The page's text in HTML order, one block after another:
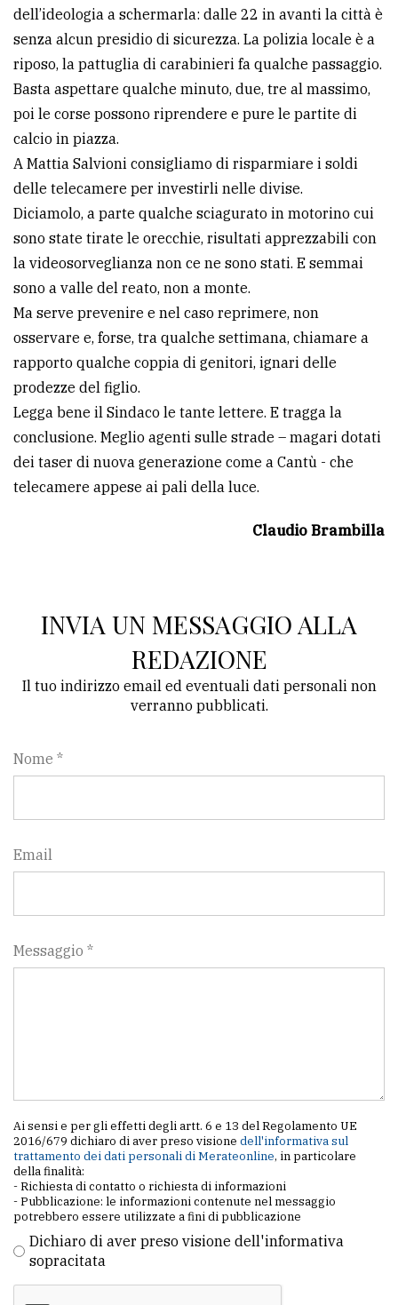
dell’ideologia a schermarla: dalle 22 in avanti la città è
senza alcun presidio di sicurezza. La polizia locale è a
riposo, la pattuglia di carabinieri fa qualche passaggio.
Basta aspettare qualche minuto, due, tre al massimo,
poi le corse possono riprendere e pure le partite di
calcio in piazza.
A Mattia Salvioni consigliamo di risparmiare i soldi
delle telecamere per investirli nelle divise.
Diciamolo, a parte qualche sciagurato in motorino cui
sono state tirate le orecchie, risultati apprezzabili con
la videosorveglianza non ce ne sono stati. E semmai
sono a valle del reato, non a monte.
Ma serve prevenire e nel caso reprimere, non
osservare e, forse, tra qualche settimana, chiamare a
rapporto qualche coppia di genitori, ignari delle
prodezze del figlio.
Legga bene il Sindaco le tante lettere. E tragga la
conclusione. Meglio agenti sulle strade – magari dotati
dei taser di nuova generazione come a Cantù - che
telecamere appese ai pali della luce.
Claudio Brambilla
INVIA UN MESSAGGIO ALLA
REDAZIONE
Il tuo indirizzo email ed eventuali dati personali non
verranno pubblicati.
Nome *
Email
Messaggio *
Ai sensi e per gli effetti degli artt. 6 e 13 del Regolamento UE
2016/679 dichiaro di aver preso visione dell'informativa sul
trattamento dei dati personali di Merateonline, in particolare
della finalità:
- Richiesta di contatto o richiesta di informazioni
- Pubblicazione: le informazioni contenute nel messaggio
potrebbero essere utilizzate a fini di pubblicazione
Dichiaro di aver preso visione dell'informativa
sopracitata